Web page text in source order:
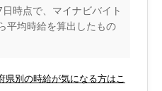
時点で、マイナビバイト
平均時給を算出したもの
県別の時給が気になる方はこ